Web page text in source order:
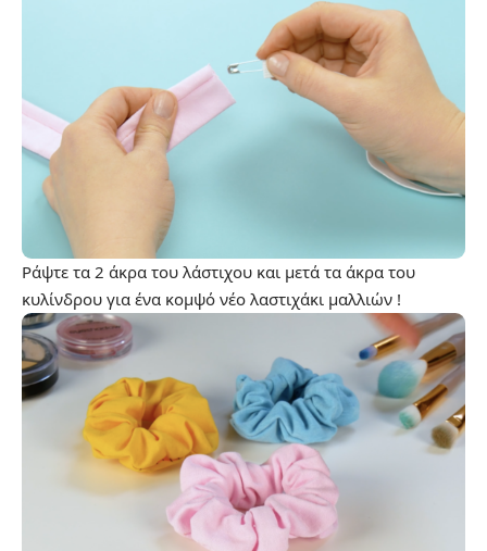
Ράψτε τα 2 άκρα του λάστιχου και μετά τα άκρα του
κυλίνδρου για ένα κομψό νέο λαστιχάκι μαλλιών !